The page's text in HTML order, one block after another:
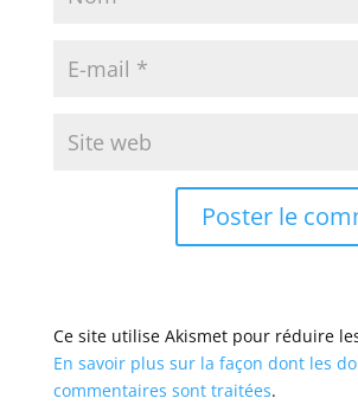
Ce site utilise Akismet pour réduire
En savoir plus sur la façon dont les
commentaires sont traitées.